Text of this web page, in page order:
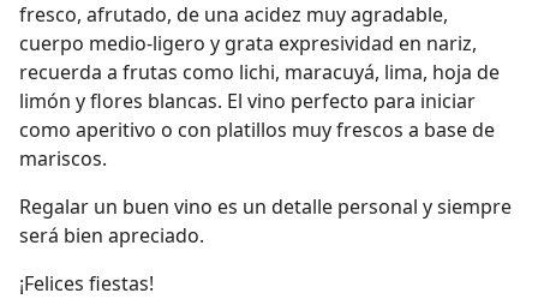
fresco, afrutado, de una acidez muy agradable,
cuerpo medio-ligero y grata expresividad en nariz,
recuerda a frutas como lichi, maracuyá, lima, hoja de
limón y flores blancas. El vino perfecto para iniciar
como aperitivo o con platillos muy frescos a base de
mariscos.
Regalar un buen vino es un detalle personal y siempre
será bien apreciado.
¡Felices fiestas!